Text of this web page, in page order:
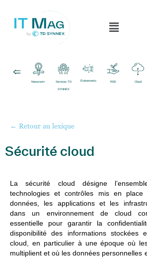
Newsroom Services TD
SYNNEX
Événements RSE Cloud
← Retour au lexique
Sécurité cloud
Lasécurité cloud désigne
technologies et contrôles mis en
données, les applications et les
dans un environnement de cloud
essentielle pour garantir la
disponibilité des informations stockées
cloud, en particulier à une époque où
multiplient et où les données personnelles